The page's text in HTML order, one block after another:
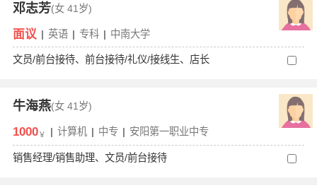
邓志芳(女 41岁)
面议 | 英语 | 专科 | 中南大学
文员/前台接待、前台接待/礼仪/接线生、店长
牛海燕(女 41岁)
1000￥ | 计算机 | 中专 | 安阳第一职业中专
销售经理/销售助理、文员/前台接待